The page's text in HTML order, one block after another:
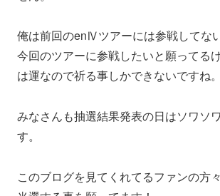
俺は前回のenⅣツアーには参戦してな
今回のツアーに参戦したいと願ってる
は運なので祈る事しかできないですね。
みなさんも抽選結果発表の日はソワソ
す。
このブログを見てくれてるファンの方